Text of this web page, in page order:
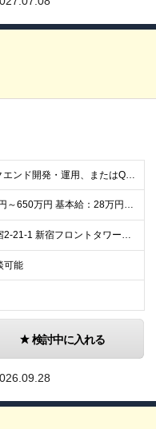
■Webアプリ/バックエンド開発・運用、またはQA経験（1年以上） ■テスト計画・設計・実行の経験 ■JIRA、Redmine等での不具合管理経験 ■開発者・他部門とのコミュニケーション能力 ■学歴不
■想定年収：500万円～650万円 基本給：28万円～35万円（経験・能力により決定、上限応相談） 残業代：1分単位で別途支給 昇給：年2回（4月・10月） 賞与：年2回（6月・12月） ■試用期間
東京都新宿区北新宿2-21-1 新宿フロントタワー（18階受付） (変更の範囲)上記を除く当社関連勤務地
可能
検討中に入れる